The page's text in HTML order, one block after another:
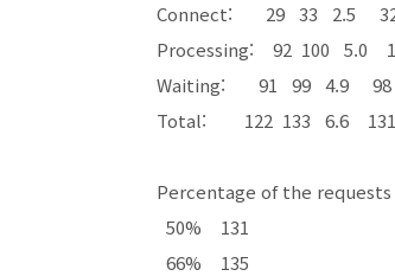
Connect: 29 33 2.5
Processing: 92 100 5.0
Waiting: 91 99 4.9
Total: 122 133 6.6
Percentage of the
50% 131
66% 135